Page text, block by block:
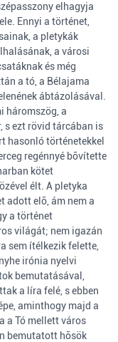
elhagyja
Ennyi a történet,
a pletykák
a városi
és még
a tó, a Bélajama
ábtázolásával.
háromszög, a
s ezt rövid tárcában is
hasonló történetekkel
regénnyé bõvítette
kötet
élt. A pletyka
adott elõ, ám nem a
a történet
világát; nem igazán
sem ítélkezik felette,
irónia nyelvi
bemutatásával,
a líra felé, s ebben
aminthogy majd a
a Tó mellett város
bemutatott hõsök